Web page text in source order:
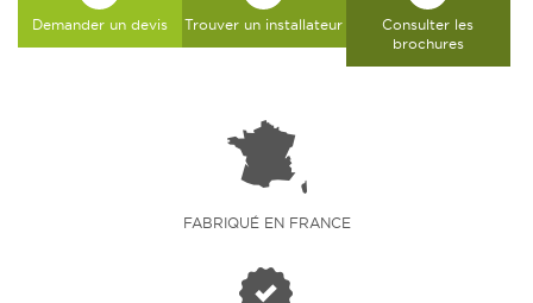
Demander un devis Trouver un installateur
Consulter les
brochures
FABRIQUÉ EN FRANCE